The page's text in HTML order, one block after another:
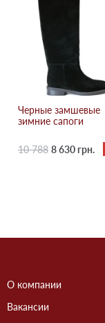
Черные замшевые
зимние сапоги
10 788 8 630 грн.
О компании
Вакансии